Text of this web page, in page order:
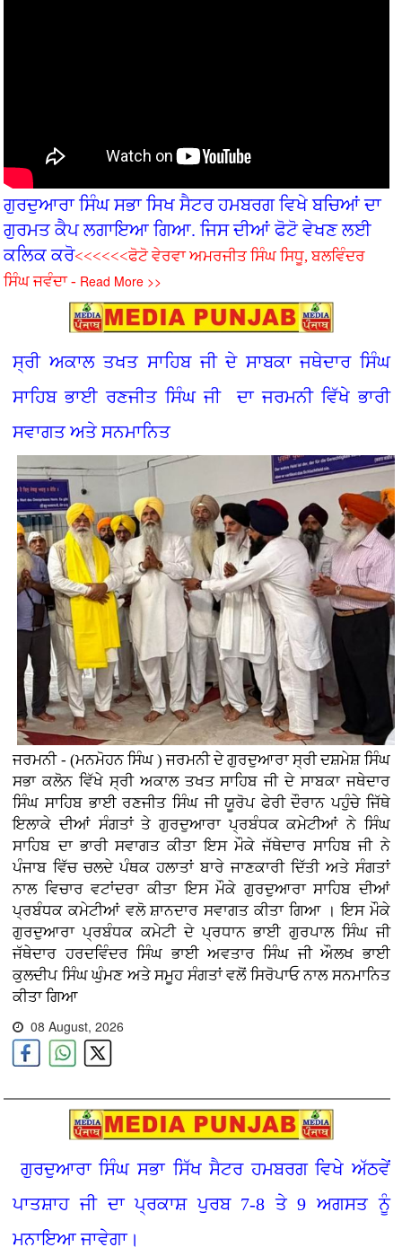
ਗੁਰਦੁਆਰਾ ਸਿੰਘ ਸਭਾ ਸਿਖ ਸੈਟਰ ਹਮਬਰਗ ਵਿਖੇ ਬਚ‌ਿਆਂ ਦਾ
ਗੁਰਮਤ ਕੈਪ ਲਗਾਇਆ ਗਿਆ. ਜਿਸ ਦੀਆਂ ਫੋਟੋ ਵੇਖਣ ਲਈ
ਕਲਿਕ ਕਰੋ<<<<<<ਫੋਟੋ ਵੇਰਵਾ ਅਮਰਜੀਤ ਸਿੰਘ ਸਿਧੂ, ਬਲਵਿੰਦਰ
ਸਿੰਘ ਜਵੰਦਾ - Read More >>
ਸ੍ਰੀ ਅਕਾਲ ਤਖਤ ਸਾਹਿਬ ਜੀ ਦੇ ਸਾਬਕਾ ਜਥੇਦਾਰ ਸਿੰਘ
ਸਾਹਿਬ ਭਾਈ ਰਣਜੀਤ ਸਿੰਘ ਜੀ ਦਾ ਜਰਮਨੀ ਵਿੱਖੇ ਭਾਰੀ
ਸਵਾਗਤ ਅਤੇ ਸਨਮਾਨਿਤ
ਜਰਮਨੀ - (ਮਨਮੋਹਨ ਸਿੰਘ ) ਜਰਮਨੀ ਦੇ ਗੁਰਦੁਆਰਾ ਸ੍ਰੀ ਦਸ਼ਮੇਸ਼ ਸਿੰਘ
ਸਭਾ ਕਲੋਨ ਵਿੱਖੇ ਸ੍ਰੀ ਅਕਾਲ ਤਖਤ ਸਾਹਿਬ ਜੀ ਦੇ ਸਾਬਕਾ ਜਥੇਦਾਰ
ਸਿੰਘ ਸਾਹਿਬ ਭਾਈ ਰਣਜੀਤ ਸਿੰਘ ਜੀ ਯੂਰੋਪ ਫੇਰੀ ਦੌਰਾਨ ਪਹੁੰਚੇ ਜਿੱਥੇ
ਇਲਾਕੇ ਦੀਆਂ ਸੰਗਤਾਂ ਤੇ ਗੁਰਦੁਆਰਾ ਪ੍ਰਬੰਧਕ ਕਮੇਟੀਆਂ ਨੇ ਸਿੰਘ
ਸਾਹਿਬ ਦਾ ਭਾਰੀ ਸਵਾਗਤ ਕੀਤਾ ਇਸ ਮੌਕੇ ਜੱਥੇਦਾਰ ਸਾਹਿਬ ਜੀ ਨੇ
ਪੰਜਾਬ ਵਿੱਚ ਚਲਦੇ ਪੰਥਕ ਹਲਾਤਾਂ ਬਾਰੇ ਜਾਣਕਾਰੀ ਦਿੱਤੀ ਅਤੇ ਸੰਗਤਾਂ
ਨਾਲ ਵਿਚਾਰ ਵਟਾਂਦਰਾ ਕੀਤਾ ਇਸ ਮੌਕੇ ਗੁਰਦੁਆਰਾ ਸਾਹਿਬ ਦੀਆਂ
ਪ੍ਰਬੰਧਕ ਕਮੇਟੀਆਂ ਵਲੋ ਸ਼ਾਨਦਾਰ ਸਵਾਗਤ ਕੀਤਾ ਗਿਆ । ਇਸ ਮੌਕੇ
ਗੁਰਦੁਆਰਾ ਪ੍ਰਬੰਧਕ ਕਮੇਟੀ ਦੇ ਪ੍ਰਧਾਨ ਭਾਈ ਗੁਰਪਾਲ ਸਿੰਘ ਜੀ
ਜੱਥੇਦਾਰ ਹਰਦਵਿੰਦਰ ਸਿੰਘ ਭਾਈ ਅਵਤਾਰ ਸਿੰਘ ਜੀ ਔਲਖ ਭਾਈ
ਕੁਲਦੀਪ ਸਿੰਘ ਘੁੰਮਣ ਅਤੇ ਸਮੂਹ ਸੰਗਤਾਂ ਵਲੋਂ ਸਿਰੋਪਾਓ ਨਾਲ ਸਨਮਾਨਿਤ
ਕੀਤਾ ਗਿਆ
08 August, 2026
ਗੁਰਦੁਆਰਾ ਸਿੰਘ ਸਭਾ ਸਿੱਖ ਸੈਟਰ ਹਮਬਰਗ ਵਿਖੇ ਅੱਠਵੇਂ
ਪਾਤਸ਼ਾਹ ਜੀ ਦਾ ਪ੍ਰਕਾਸ਼ ਪੁਰਬ 7-8 ਤੇ 9 ਅਗਸਤ ਨੂੰ
ਮਨਾਇਆ ਜਾਵੇਗਾ।